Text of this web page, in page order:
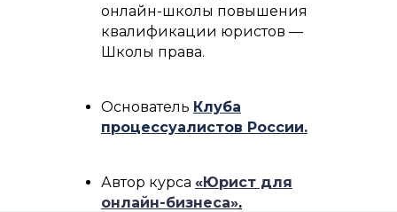
онлайн-школы повышения
квалификации юристов —
Школы права.
Основатель Клуба
процессуалистов России.
Автор курса «Юрист для
онлайн-бизнеса».